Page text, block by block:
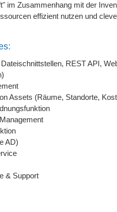
im Zusammenhang mit der
effizient nutzen und
REST API,
Assets (Räume, Standorte,
AD)
& Support